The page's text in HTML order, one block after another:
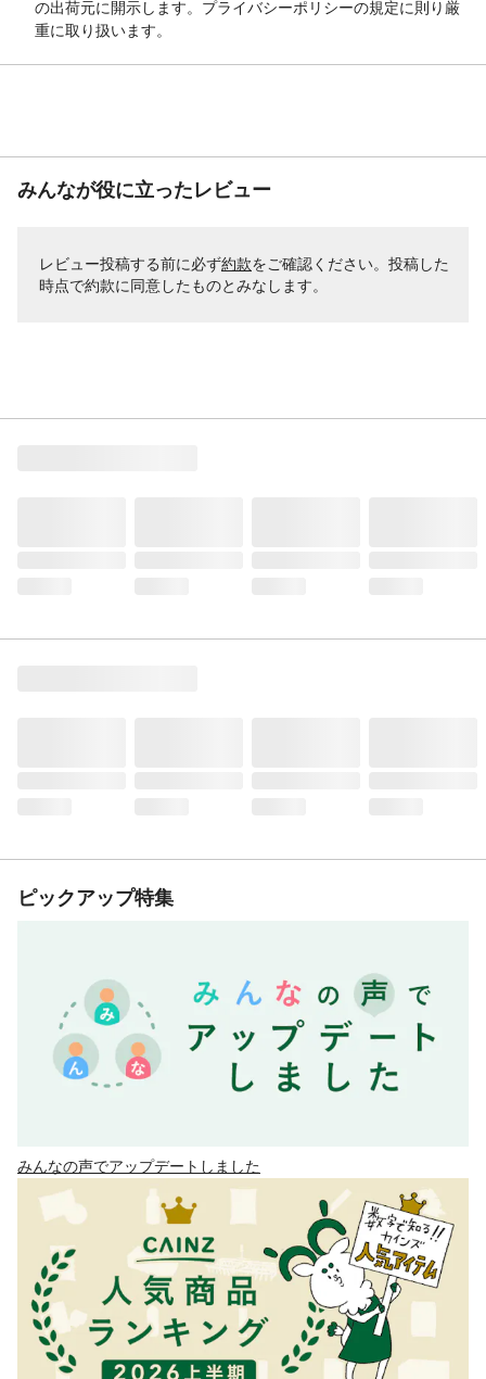
の出荷元に開示します。プライバシーポリシーの規定に則り厳
重に取り扱います。
みんなが役に立ったレビュー
レビュー投稿する前に必ず約款をご確認ください。投稿した
時点で約款に同意したものとみなします。
ピックアップ特集
みんなの声でアップデートしました